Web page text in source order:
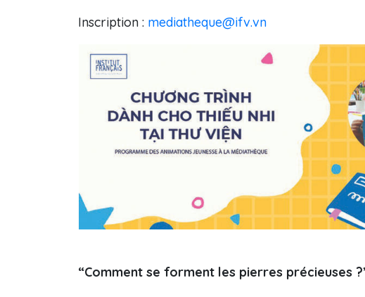
Inscription : mediatheque@ifv.vn
“Comment se forment les pierres précieuses